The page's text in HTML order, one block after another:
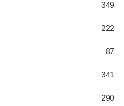
349
222
87
341
290